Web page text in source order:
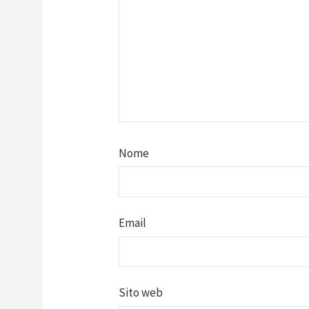
Nome
Email
Sito web